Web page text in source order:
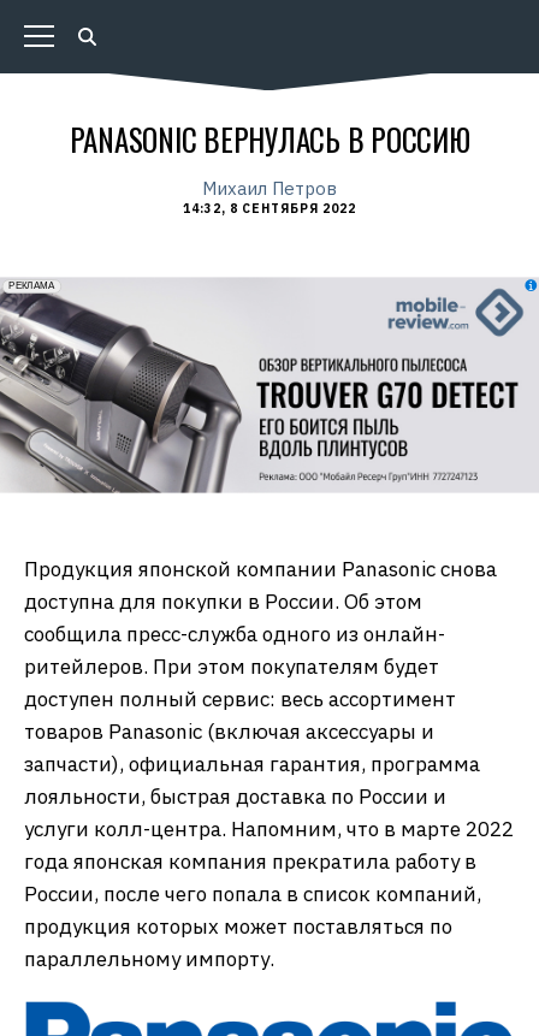
PANASONIC ВЕРНУЛАСЬ В РОССИЮ
Михаил Петров
14:32, 8 СЕНТЯБРЯ 2022
erid: 2VfnxxmNzs5
РЕКЛАМА
Продукция японской компании Panasonic снова
доступна для покупки в России. Об этом
сообщила пресс-служба одного из онлайн-
ритейлеров. При этом покупателям будет
доступен полный сервис: весь ассортимент
товаров Panasonic (включая аксессуары и
запчасти), официальная гарантия, программа
лояльности, быстрая доставка по России и
услуги колл-центра. Напомним, что в марте 2022
года японская компания прекратила работу в
России, после чего попала в список компаний,
продукция которых может поставляться по
параллельному импорту.